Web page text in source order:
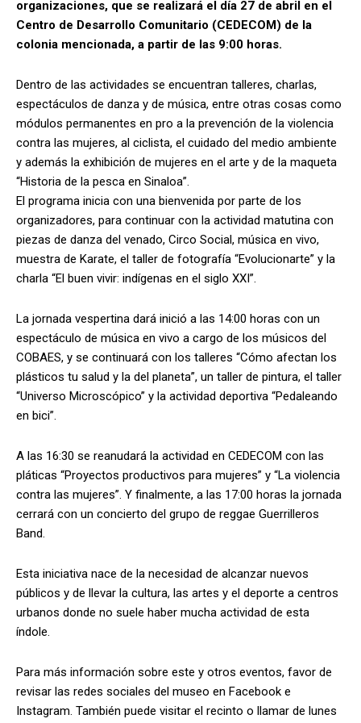
organizaciones, que se realizará el día 27 de abril en el
Centro de Desarrollo Comunitario (CEDECOM) de la
colonia mencionada, a partir de las 9:00 horas.
Dentro de las actividades se encuentran talleres, charlas,
espectáculos de danza y de música, entre otras cosas como
módulos permanentes en pro a la prevención de la violencia
contra las mujeres, al ciclista, el cuidado del medio ambiente
y además la exhibición de mujeres en el arte y de la maqueta
“Historia de la pesca en Sinaloa”.
El programa inicia con una bienvenida por parte de los
organizadores, para continuar con la actividad matutina con
piezas de danza del venado, Circo Social, música en vivo,
muestra de Karate, el taller de fotografía “Evolucionarte” y la
charla “El buen vivir: indígenas en el siglo XXI”.
La jornada vespertina dará inició a las 14:00 horas con un
espectáculo de música en vivo a cargo de los músicos del
COBAES, y se continuará con los talleres “Cómo afectan los
plásticos tu salud y la del planeta”, un taller de pintura, el taller
“Universo Microscópico” y la actividad deportiva “Pedaleando
en bici”.
A las 16:30 se reanudará la actividad en CEDECOM con las
pláticas “Proyectos productivos para mujeres” y “La violencia
contra las mujeres”. Y finalmente, a las 17:00 horas la jornada
cerrará con un concierto del grupo de reggae Guerrilleros
Band.
Esta iniciativa nace de la necesidad de alcanzar nuevos
públicos y de llevar la cultura, las artes y el deporte a centros
urbanos donde no suele haber mucha actividad de esta
índole.
Para más información sobre este y otros eventos, favor de
revisar las redes sociales del museo en Facebook e
Instagram. También puede visitar el recinto o llamar de lunes